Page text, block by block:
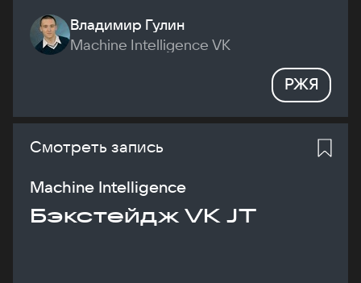
Владимир Гулин
Machine Intelligence VK
РЖЯ
Смотреть запись
Machine Intelligence
Бэкстейдж VK JT